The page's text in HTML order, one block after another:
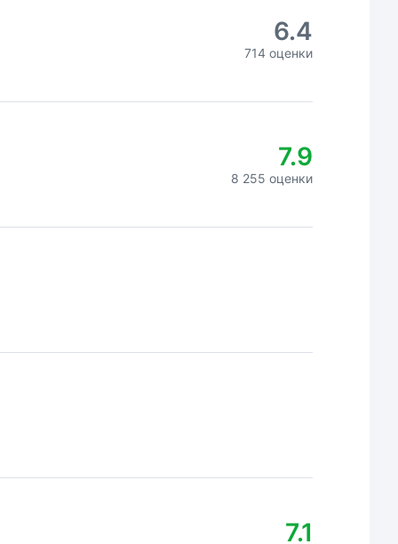
6.4
714 оценки
7.9
8 255 оценки
7.1